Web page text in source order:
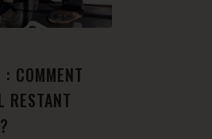
COMMENT
RESTANT